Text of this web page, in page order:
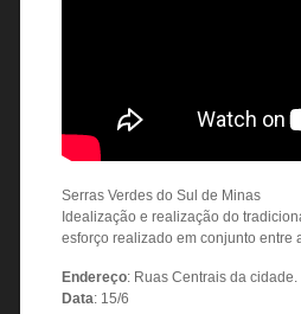
Serras Verdes do Sul de Minas
Idealização e realização do
esforço realizado em conjunto entre
Endereço: Ruas Centrais da cidade.
Data: 15/6